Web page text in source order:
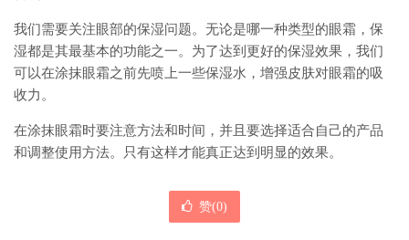
我们需要关注眼部的保湿问题。无论是哪一种类型的眼霜，保
湿都是其最基本的功能之一。为了达到更好的保湿效果，我们
可以在涂抹眼霜之前先喷上一些保湿水，增强皮肤对眼霜的吸
收力。
在涂抹眼霜时要注意方法和时间，并且要选择适合自己的产品
和调整使用方法。只有这样才能真正达到明显的效果。
赞(0)